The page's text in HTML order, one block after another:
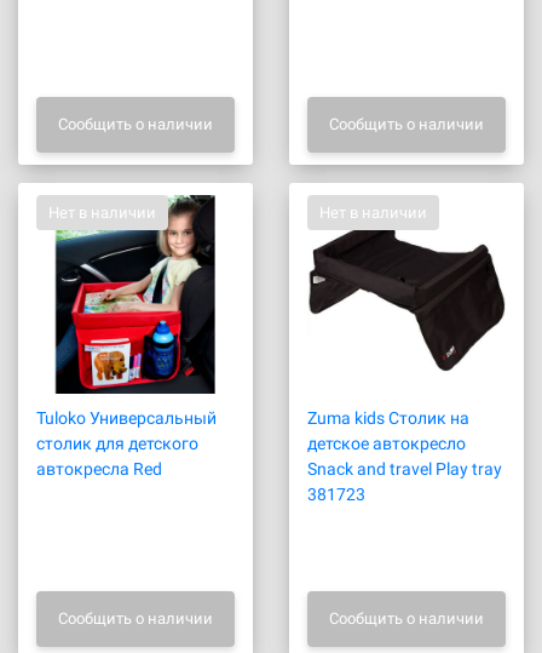
Сообщить о наличии Сообщить о наличии
Нет в наличии
Tuloko Универсальный
столик для детского
автокресла Red
Сообщить о наличии
Нет в наличии
Zuma kids Столик на
детское автокресло
Snack and travel Play tray
381723
Сообщить о наличии